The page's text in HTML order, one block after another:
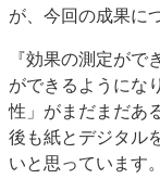
が、今回の成果に
『効果の測定が
ができるようにな
性」がまだまだあ
後も紙とデジタル
いと思っています